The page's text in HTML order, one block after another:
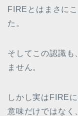
FIREとはまさに
た。
そしてこの認識も
ません。
しかし実はFIRE
意味だけではなく